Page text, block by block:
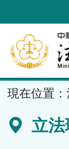
到
要
內
容
區
現在位置：
立法